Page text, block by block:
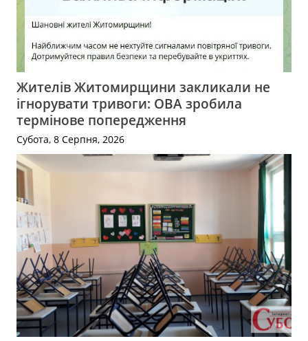
Жителів Житомирщини закликали не
ігнорувати тривоги: ОВА зробила
термінове попередження
Субота, 8 Серпня, 2026